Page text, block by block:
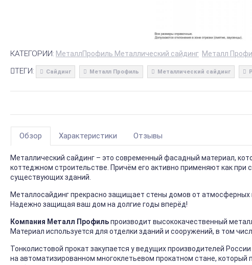
КАТЕГОРИИ: МеталлПрофиль Металлический сайдинг Металл
ТЕГИ: Сайдинг Металл Профиль Металлический сайдинг
Обзор Характеристики Отзывы
Металлический сайдинг – это современный фасадный материал,
коттеджном строительстве. Причём его активно применяют как при
существующих зданий.
Металлосайдинг прекрасно защищает стены домов от атмосферных
Надежно защищая ваш дом на долгие годы вперёд!
Компания Металл Профильпроизводит высококачественный
Материал используется для отделки зданий и сооружений, в том
Тонколистовой прокат закупается у ведущих производителей
на автоматизированном многоклетьевом прокатном стане,